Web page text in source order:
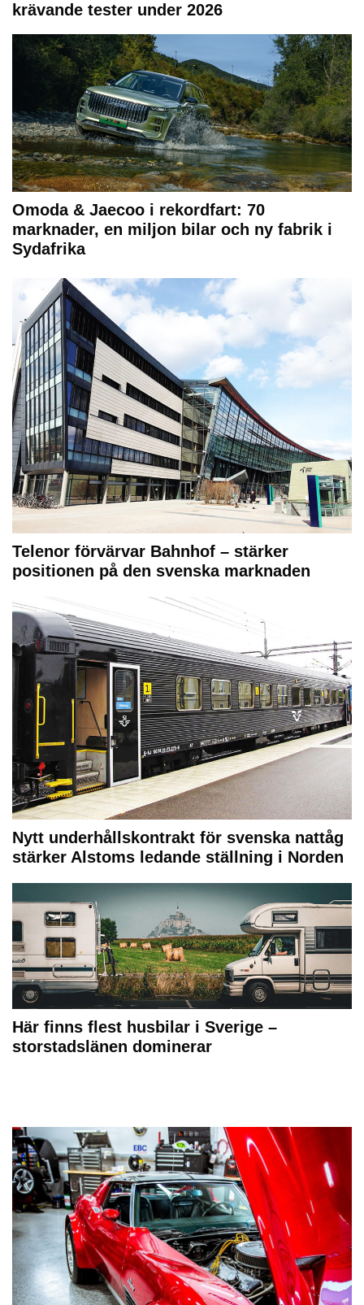
krävande tester under 2026
Omoda & Jaecoo i rekordfart: 70
marknader, en miljon bilar och ny fabrik i
Sydafrika
Telenor förvärvar Bahnhof – stärker
positionen på den svenska marknaden
Nytt underhållskontrakt för svenska nattåg
stärker Alstoms ledande ställning i Norden
Här finns flest husbilar i Sverige –
storstadslänen dominerar